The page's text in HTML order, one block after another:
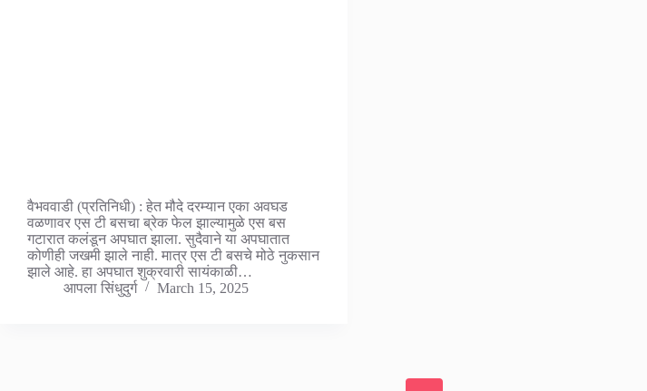
वैभववाडी (प्रतिनिधी) : हेत मौदे दरम्यान एका अवघड
वळणावर एस टी बसचा ब्रेक फेल झाल्यामुळे एस बस
गटारात कलंडून अपघात झाला. सुदैवाने या अपघातात
कोणीही जखमी झाले नाही. मात्र एस टी बसचे मोठे नुकसान
झाले आहे. हा अपघात शुक्रवारी सायंकाळी…
आपला सिंधुदुर्ग
March 15, 2025